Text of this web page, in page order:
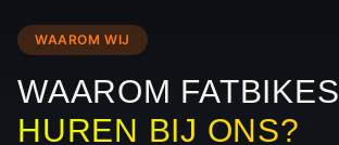
WAAROM WIJ
WAAROM FATBIKES
HUREN BIJ ONS?